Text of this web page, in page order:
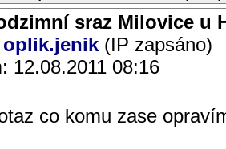
sraz Milovice u
oplik.jenik (IP zapsáno)
12.08.2011 08:16
co komu zase